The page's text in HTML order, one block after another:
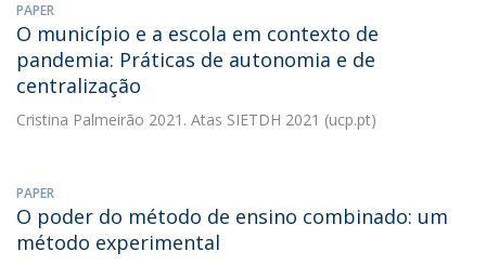
PAPER
O município e a escola em contexto de
pandemia: Práticas de autonomia e de
centralização
Cristina Palmeirão 2021. Atas SIETDH 2021 (ucp.pt)
PAPER
O poder do método de ensino combinado: um
método experimental